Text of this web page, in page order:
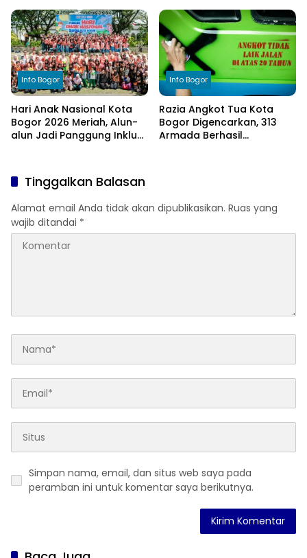
Terdampak Kekeringan
kepada Bupati Bogor
Info Bogor
Hari Anak Nasional Kota
Bogor 2026 Meriah, Alun-
alun Jadi Panggung Inklusi
Info Bogor
Razia Angkot Tua Kota
Bogor Digencarkan, 313
Armada Berhasil
Tinggalkan Balasan
Alamat email Anda tidak akan dipublikasikan. Ruas yang
wajib ditandai *
Simpan nama, email, dan situs web saya pada
peramban ini untuk komentar saya berikutnya.